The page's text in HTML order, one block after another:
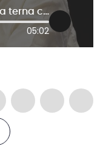
Petro puede conformar la terna como lo quiera y puede realizar cambios: exmagistrado
05:02